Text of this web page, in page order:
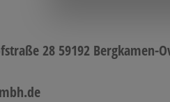
28 59192 Bergkamen-